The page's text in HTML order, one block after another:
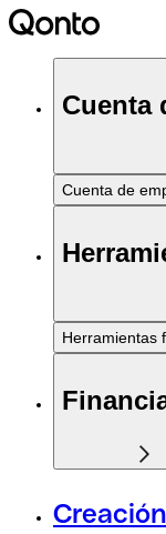
Cuenta
Cuenta de
Herramientas